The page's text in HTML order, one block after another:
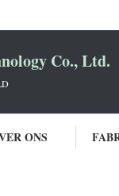
Co., Ltd.
ONS